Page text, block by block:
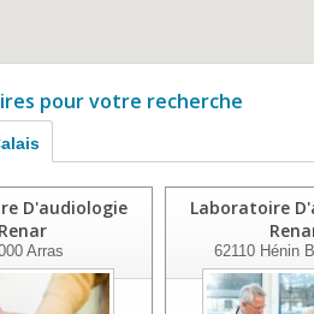
pour votre recherche
D'audiologie
Renar
Arras
Laboratoire
62110Hénin